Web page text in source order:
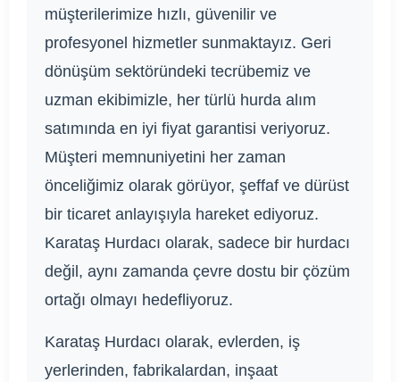
müşterilerimize hızlı, güvenilir ve
profesyonel hizmetler sunmaktayız. Geri
dönüşüm sektöründeki tecrübemiz ve
uzman ekibimizle, her türlü hurda alım
satımında en iyi fiyat garantisi veriyoruz.
Müşteri memnuniyetini her zaman
önceliğimiz olarak görüyor, şeffaf ve dürüst
bir ticaret anlayışıyla hareket ediyoruz.
Karataş Hurdacı olarak, sadece bir hurdacı
değil, aynı zamanda çevre dostu bir çözüm
ortağı olmayı hedefliyoruz.
Karataş Hurdacı olarak, evlerden, iş
yerlerinden, fabrikalardan, inşaat